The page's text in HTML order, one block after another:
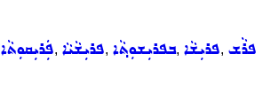
ܦܲܪܝܼܩܘܼܬܵܐ, ܦܪܝܼܫܵܝܵܐ, ܒܦܪܝܼܫܘܼܬ݂ܵܐ, ܦܪܝܼܫܵܐ, ܦܪܵܫ